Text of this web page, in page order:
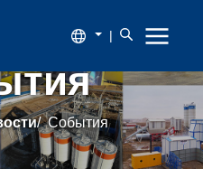
|
/ События